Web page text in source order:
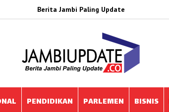
Berita Jambi Paling Update
PENDIDIKAN PARLEMEN BISNIS